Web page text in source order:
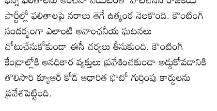
పార్టీల్లో ఫలితాలపై నరాలు తెగే ఉత్కంఠ నెలకొంది. కౌంటింగ్‌
సందర్భంగా ఎలాంటి అవాంఛనీయ ఘటనలు
చోటుచేసుకోకుండా ఈసీ చర్యలు తీసుకుంది. కౌంటింగ్‌
కేంద్రాల్లోకి అనధికార వ్యక్తులు ప్రవేశించకుండా అడ్డుకోవడానికి
తొలిసారి క్యూఆర్‌ కోడ్‌ ఆధారిత ఫొటో గుర్తింపు కార్డులను
ప్రవేశపెట్టింది.